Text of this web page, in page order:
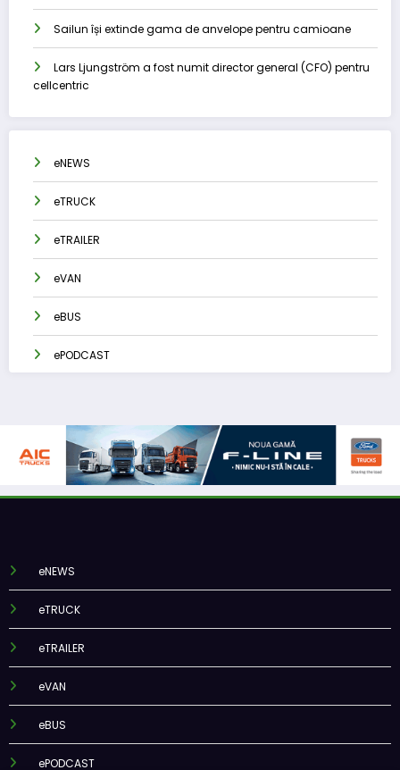
Sailun își extinde gama de anvelope pentru camioane
Lars Ljungström a fost numit director general (CFO) pentru
cellcentric
eNEWS
eTRUCK
eTRAILER
eVAN
eBUS
ePODCAST
eNEWS
eTRUCK
eTRAILER
eVAN
eBUS
ePODCAST